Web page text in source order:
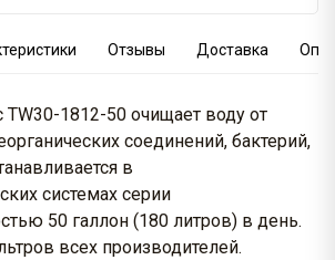
Отзывы Доставка
1812-50 очищает воду от
соединений, бактерий,
в
системах серии
50 галлон (180 литров) в день.
всех производителей.